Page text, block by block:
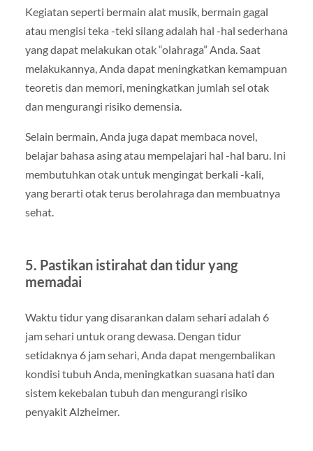
Kegiatan seperti bermain alat musik, bermain gagal
atau mengisi teka -teki silang adalah hal -hal sederhana
yang dapat melakukan otak “olahraga” Anda. Saat
melakukannya, Anda dapat meningkatkan kemampuan
teoretis dan memori, meningkatkan jumlah sel otak
dan mengurangi risiko demensia.
Selain bermain, Anda juga dapat membaca novel,
belajar bahasa asing atau mempelajari hal -hal baru. Ini
membutuhkan otak untuk mengingat berkali -kali,
yang berarti otak terus berolahraga dan membuatnya
sehat.
5. Pastikan istirahat dan tidur yang
memadai
Waktu tidur yang disarankan dalam sehari adalah 6
jam sehari untuk orang dewasa. Dengan tidur
setidaknya 6 jam sehari, Anda dapat mengembalikan
kondisi tubuh Anda, meningkatkan suasana hati dan
sistem kekebalan tubuh dan mengurangi risiko
penyakit Alzheimer.